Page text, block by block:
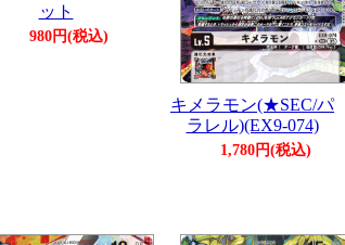
ット
980円(税込)
キメラモン(★SEC/パ
ラレル)(EX9-074)
1,780円(税込)